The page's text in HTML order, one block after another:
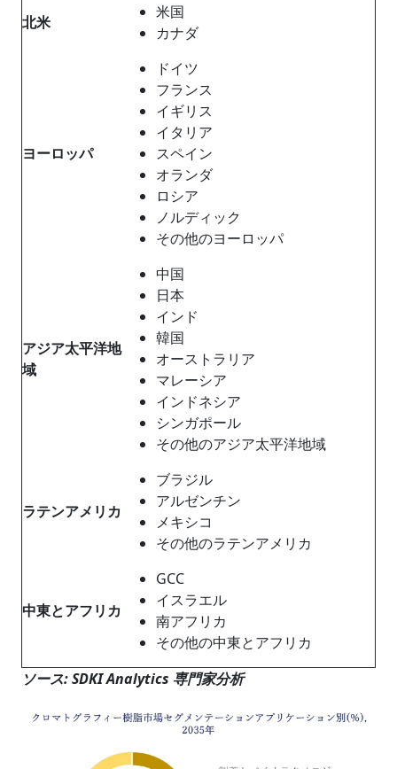
北米
米国
カナダ
ヨーロッパ
ドイツ
フランス
イギリス
イタリア
スペイン
オランダ
ロシア
ノルディック
その他のヨーロッパ
アジア太平洋地
域
中国
日本
インド
韓国
オーストラリア
マレーシア
インドネシア
シンガポール
その他のアジア太平洋地域
ラテンアメリカ
ブラジル
アルゼンチン
メキシコ
その他のラテンアメリカ
中東とアフリカ
GCC
イスラエル
南アフリカ
その他の中東とアフリカ
ソース: SDKI Analytics 専門家分析